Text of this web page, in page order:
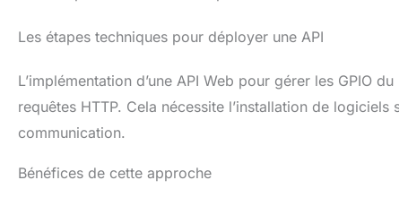
Les étapes techniques pour déployer une API
L’implémentation d’une API Web pour gérer les GPIO
requêtes HTTP. Cela nécessite l’installation de
communication.
Bénéfices de cette approche